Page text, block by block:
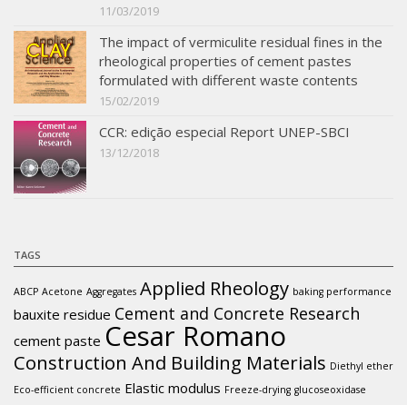
11/03/2019
The impact of vermiculite residual fines in the
rheological properties of cement pastes
formulated with different waste contents
15/02/2019
CCR: edição especial Report UNEP-SBCI
13/12/2018
TAGS
ABCP Acetone Aggregates Applied Rheology baking performance
bauxite residue Cement and Concrete Research
cement paste Cesar Romano
Construction And Building Materials Diethyl ether
Eco-efficient concrete Elastic modulus Freeze-drying glucoseoxidase